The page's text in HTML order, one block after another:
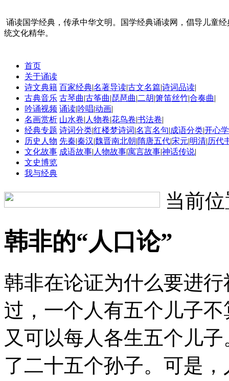
诵读国学经典，传承中华文明。国学经典诵读网，倡导儿童
统文化精华。
首页
关于诵读
诗文典籍 百家经典|名著导读|古文名篇|诗词品读|
古典音乐 古琴曲|古筝曲|琵琶曲|二胡|箫笛丝竹|合奏曲|
吟诵视频 诵读|吟唱|动画|
名画赏析 山水卷| 人物卷|花鸟卷|书法卷|
经典专题 诗词分类|红楼梦诗词|名言名句|成语分类|开心
历史人物 先秦|秦汉|魏晋南北朝|隋唐五代|宋元|明清|历代
文化故事 成语故事| 人物故事|寓言故事|神话传说|
文史博览
我与经典
当前
韩非的“人口论”
韩非在论证为什么要进
过，一个人有五个儿子
又可以每人各生五个儿
了二十五个孙子。可是